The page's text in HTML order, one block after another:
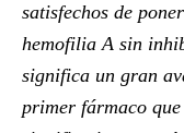
satisfechos de
hemofilia A sin
significa un gran
primer fármaco